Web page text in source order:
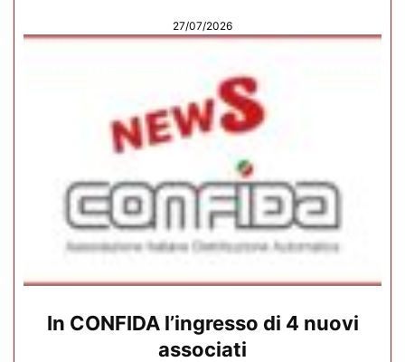
27/07/2026
In CONFIDA l’ingresso di 4 nuovi
associati